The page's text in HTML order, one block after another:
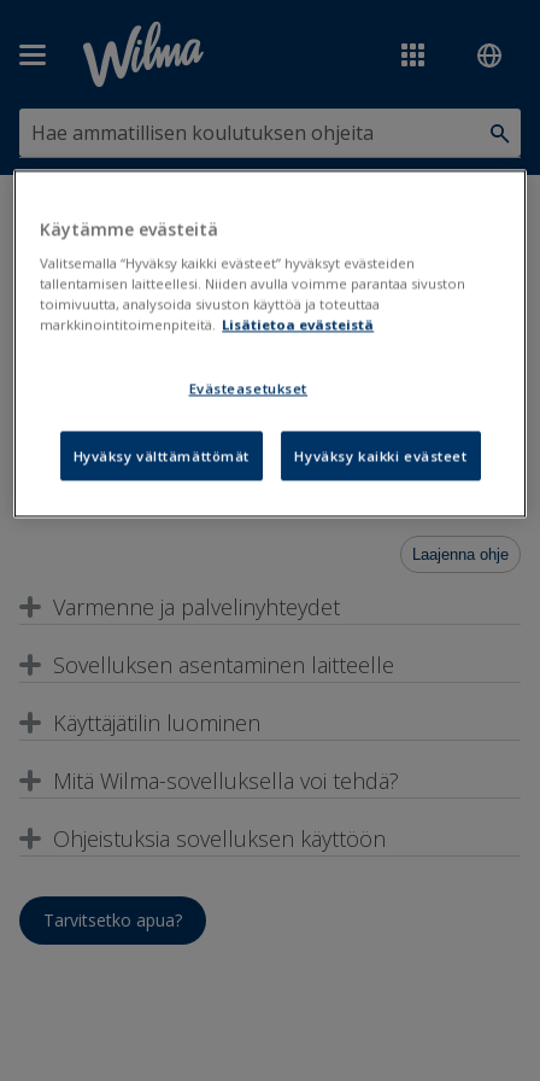
Olet tässä: Viestintä Wilma-sovellus
Wilma-sovellus iOS-laitteille
Wilma-sovelluksella voi käyttää päivittäisessä käytössä
tarvittavia toimintoja. Sovellus on tarjolla Android- ja iOS-
Laajenna ohje
Varmenne ja palvelinyhteydet
Sovelluksen asentaminen laitteelle
Käyttäjätilin luominen
Mitä Wilma-sovelluksella voi tehdä?
Ohjeistuksia sovelluksen käyttöön
Tarvitsetko apua?
Käytämme evästeitä
Valitsemalla “Hyväksy kaikki evästeet” hyväksyt evästeiden
tallentamisen laitteellesi. Niiden avulla voimme parantaa sivuston
toimivuutta, analysoida sivuston käyttöä ja toteuttaa
markkinointitoimenpiteitä. Lisätietoa evästeistä
Evästeasetukset
Hyväksy välttämättömät Hyväksy kaikki evästeet